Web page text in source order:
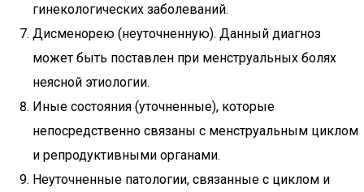
гинекологических заболеваний.
Дисменорею (неуточненную). Данный диагноз
может быть поставлен при менструальных болях
неясной этиологии.
Иные состояния (уточненные), которые
непосредственно связаны с менструальным циклом
и репродуктивными органами.
Неуточненные патологии, связанные с циклом и